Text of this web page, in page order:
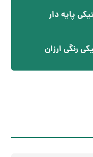
پایه دار
رنگی ارزان